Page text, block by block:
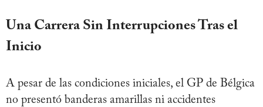
Una Carrera Sin Interrupciones Tras el
Inicio
A pesar de las condiciones iniciales, el GP de Bélgica
no presentó banderas amarillas ni accidentes